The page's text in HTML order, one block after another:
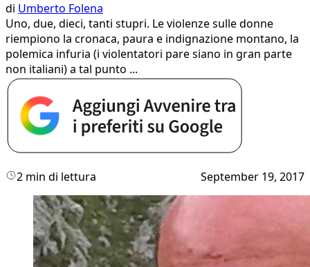
di Umberto Folena
Uno, due, dieci, tanti stupri. Le violenze sulle donne
riempiono la cronaca, paura e indignazione montano, la
polemica infuria (i violentatori pare siano in gran parte
non italiani) a tal punto ...
2 min di lettura September 19, 2017